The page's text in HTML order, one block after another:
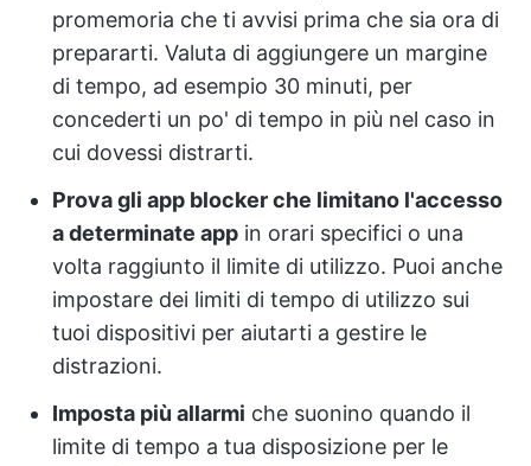
promemoria che ti avvisi prima che sia ora di
prepararti. Valuta di aggiungere un margine
di tempo, ad esempio 30 minuti, per
concederti un po' di tempo in più nel caso in
cui dovessi distrarti.
Prova gli app blocker che limitano l'accesso
a determinate app in orari specifici o una
volta raggiunto il limite di utilizzo. Puoi anche
impostare dei limiti di tempo di utilizzo sui
tuoi dispositivi per aiutarti a gestire le
distrazioni.
Imposta più allarmi che suonino quando il
limite di tempo a tua disposizione per le